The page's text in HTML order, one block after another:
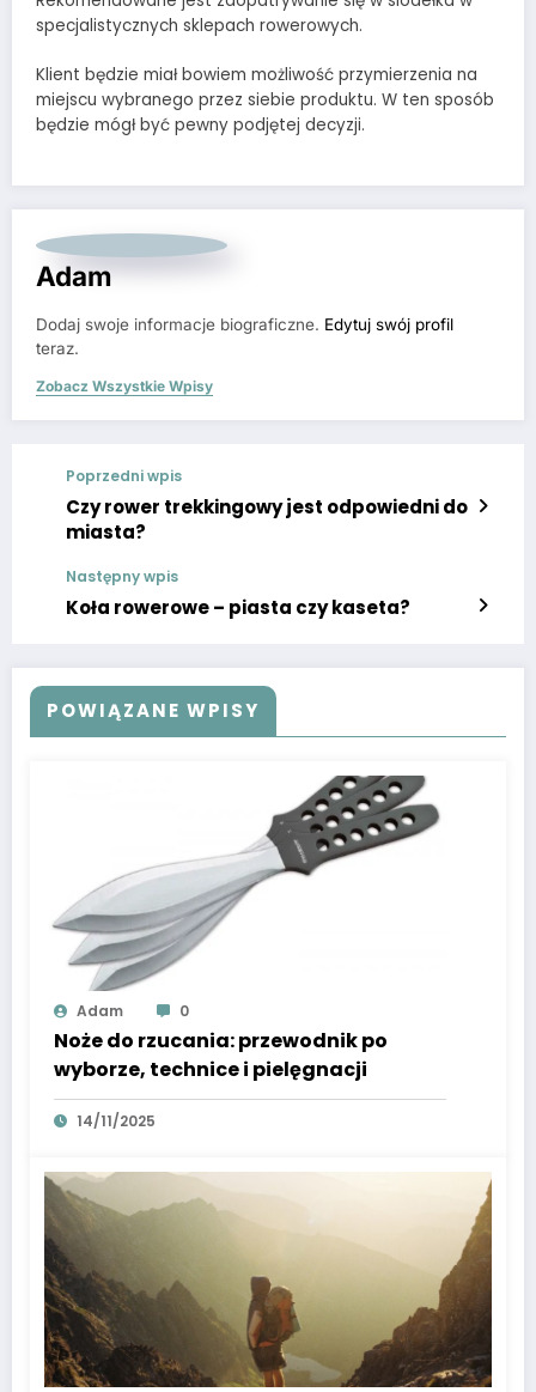
specjalistycznych sklepach rowerowych.
Klient będzie miał bowiem możliwość przymierzenia na
miejscu wybranego przez siebie produktu. W ten sposób
będzie mógł być pewny podjętej decyzji.
Adam
Dodaj swoje informacje biograficzne. Edytuj swój profil
teraz.
Zobacz Wszystkie Wpisy
Poprzedni wpis
Czy rower trekkingowy jest odpowiedni do
miasta?
Następny wpis
Koła rowerowe – piasta czy kaseta?
POWIĄZANE WPISY
Adam 0
Noże do rzucania: przewodnik po
wyborze, technice i pielęgnacji
14/11/2025